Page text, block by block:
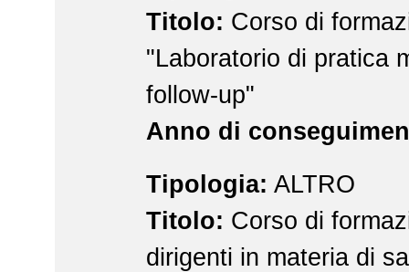
Titolo: Corso di
"Laboratorio di pratica
follow-up"
Anno di
Tipologia: ALTRO
Titolo: Corso di
dirigenti in materia di